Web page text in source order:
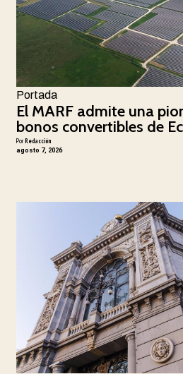
Portada
El MARF admite una
bonos convertibles de
PorRedacción
agosto 7, 2026